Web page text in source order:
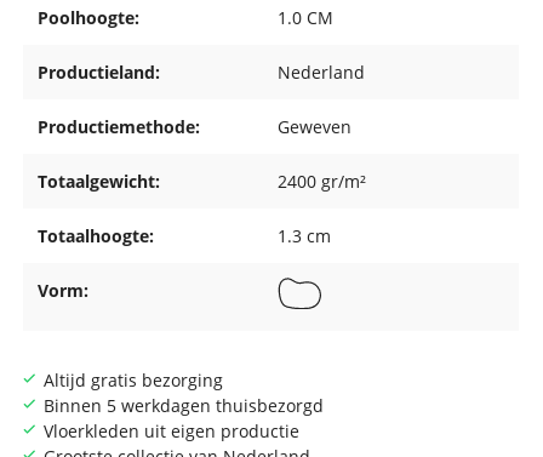
Altijd gratis bezorging
Binnen 5 werkdagen thuisbezorgd
Vloerkleden uit eigen productie
Poolhoogte: 1.0 CM
Productieland: Nederland
Productiemethode: Geweven
Totaalgewicht: 2400 gr/m²
Totaalhoogte: 1.3 cm
Vorm: